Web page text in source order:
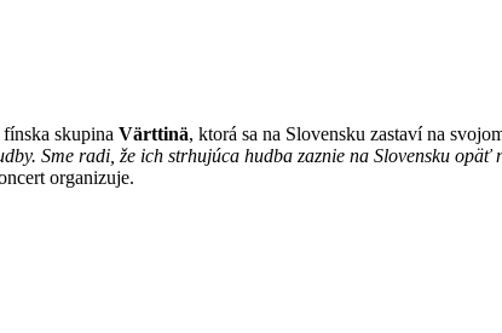
fínska skupina Värttinä, ktorá sa na Slovensku zastaví na
Sme radi, že ich strhujúca hudba zaznie na Slovensku
organizuje.